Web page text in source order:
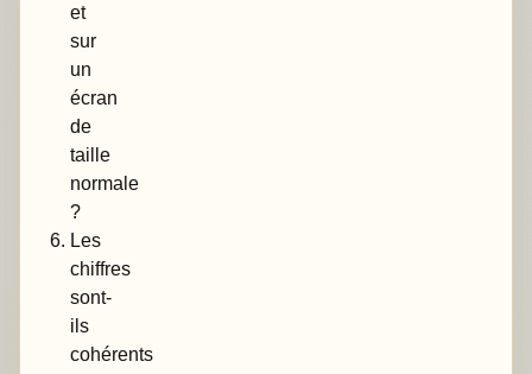
et
sur
un
écran
de
taille
normale
?
Les
chiffres
sont-
ils
cohérents